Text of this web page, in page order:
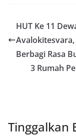
kegiatan
hanya
dan
HUT Ke 11
Berbagi Rasa
3 Rumah
Tinggalkan